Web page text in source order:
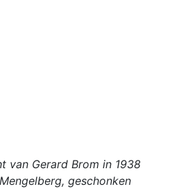
van Gerard Brom in 1938
geschonken